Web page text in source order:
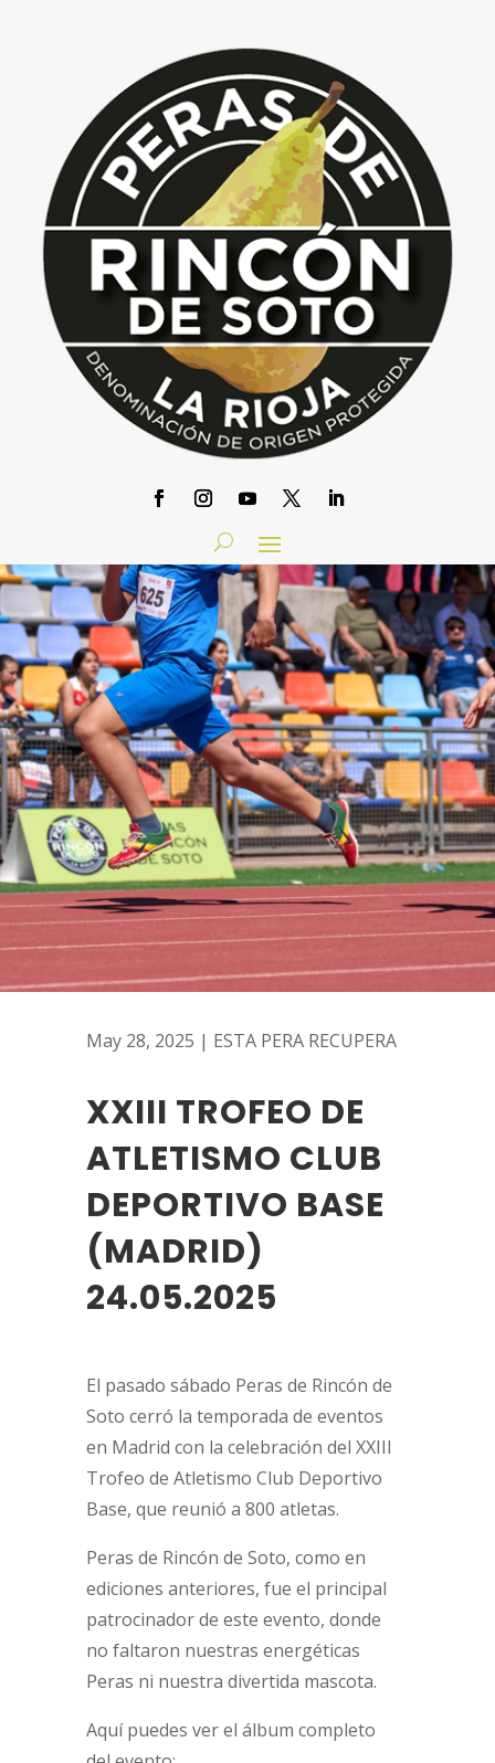
May 28, 2025 | ESTA PERA RECUPERA
XXIII TROFEO DE
ATLETISMO CLUB
DEPORTIVO BASE
(MADRID)
24.05.2025
El pasado sábado Peras de Rincón de
Soto cerró la temporada de eventos
en Madrid con la celebración del XXIII
Trofeo de Atletismo Club Deportivo
Base, que reunió a 800 atletas.
Peras de Rincón de Soto, como en
ediciones anteriores, fue el principal
patrocinador de este evento, donde
no faltaron nuestras energéticas
Peras ni nuestra divertida mascota.
Aquí puedes ver el álbum completo